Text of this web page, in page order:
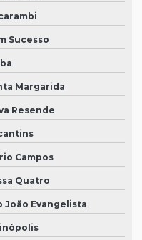
Sucesso
Margarida
Resende
Campos
Quatro
João Evangelista